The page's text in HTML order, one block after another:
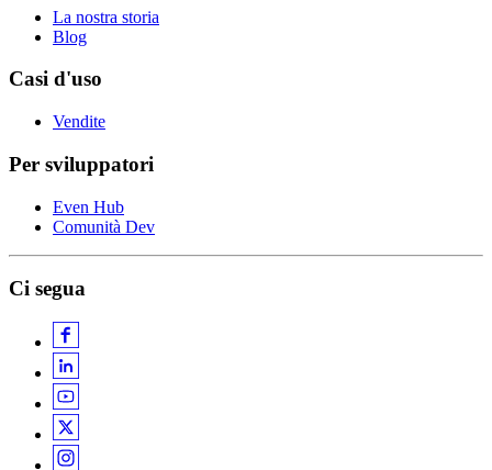
La nostra storia
Blog
Casi d'uso
Vendite
Per sviluppatori
Even Hub
Comunità Dev
Ci segua